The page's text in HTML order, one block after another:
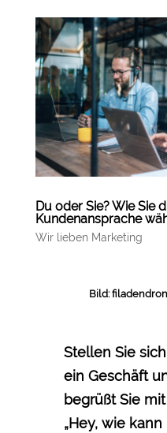
Du oder Sie? Wie Sie
Kundenansprache
Wir lieben Marketing
Bild:
Stellen Sie
ein Geschäft
begrüßt Sie
„Hey, wie